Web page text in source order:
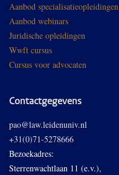
Aanbod specialisatieopleidingen
Aanbod webinars
Juridische opleidingen
Wwft cursus
Cursus voor advocaten
Contactgegevens
pao@law.leidenuniv.nl
+31(0)71-5278666
Bezoekadres:
Sterrenwachtlaan 11 (e.v.),